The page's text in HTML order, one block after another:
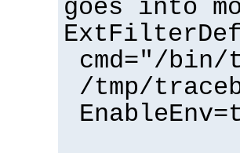
goes into
cmd="/
/tmp/